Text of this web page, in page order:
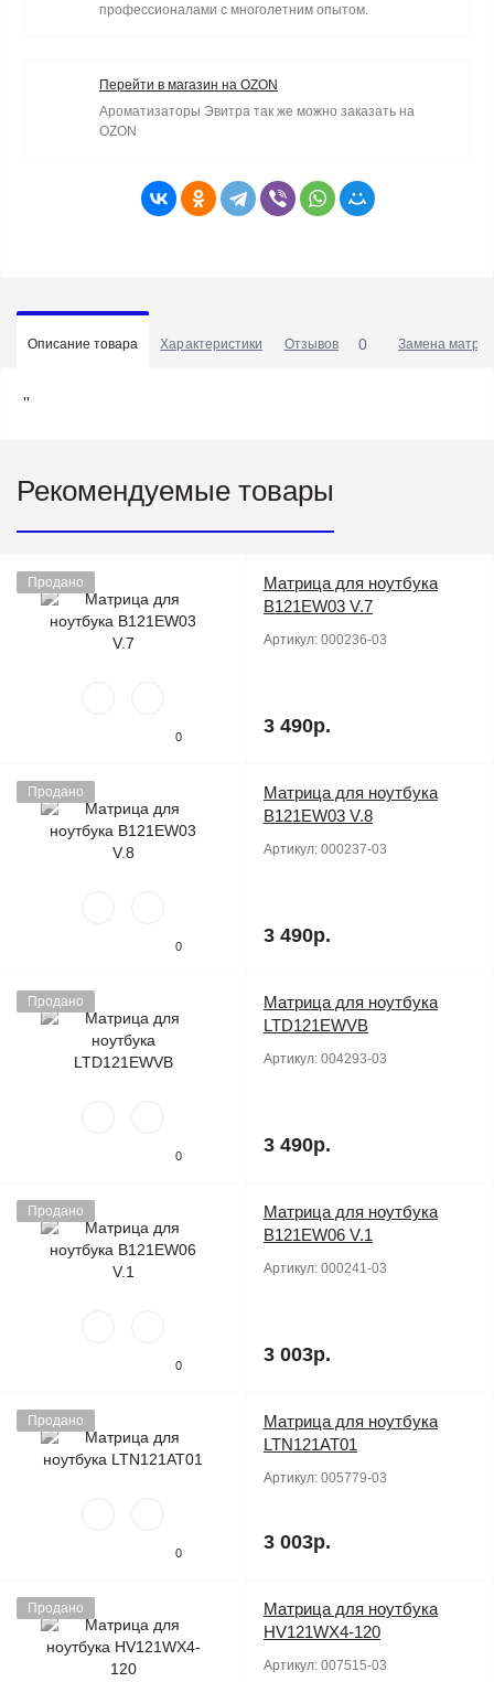
профессионалами с многолетним опытом.
Перейти в магазин на OZON
Ароматизаторы Эвитра так же можно заказать на
OZON
Описание товара Характеристики Отзывов 0 Замена
''
Рекомендуемые товары
Продано
0
Матрица для ноутбука
B121EW03 V.7
Артикул: 000236-03
3 490р.
Продано
0
Матрица для ноутбука
B121EW03 V.8
Артикул: 000237-03
3 490р.
Продано
0
Матрица для ноутбука
LTD121EWVB
Артикул: 004293-03
3 490р.
Продано
0
Матрица для ноутбука
B121EW06 V.1
Артикул: 000241-03
3 003р.
Продано
0
Матрица для ноутбука
LTN121AT01
Артикул: 005779-03
3 003р.
Продано
Матрица для ноутбука
HV121WX4-120
Артикул: 007515-03